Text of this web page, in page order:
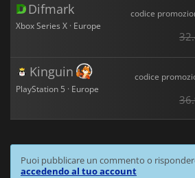
Difmark
Xbox Series X · Europe
codice
Kinguin
PlayStation 5 · Europe
codice
Puoi pubblicare un commento o
accedendo al tuo account